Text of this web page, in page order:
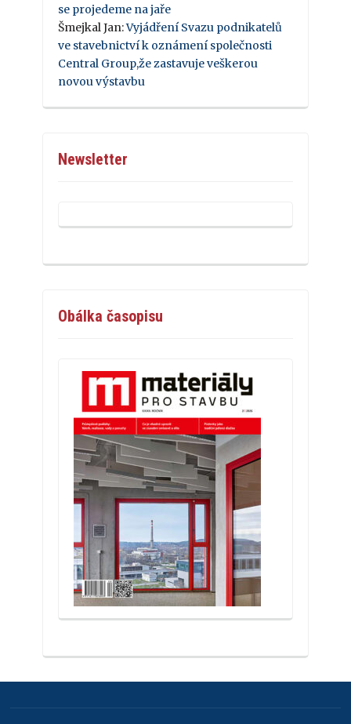
se projedeme na jaře
Šmejkal Jan:Vyjádření Svazu podnikatelů
ve stavebnictví k oznámení společnosti
Central Group,že zastavuje veškerou
novou výstavbu
Newsletter
Obálka časopisu